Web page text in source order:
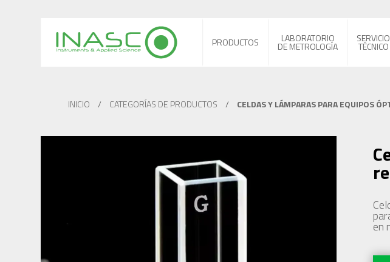
PRODUCTOS LABORATORIO
DE METROLOGÍA
SERVICIO
TÉCNICO
INICIO / CATEGORÍAS DE PRODUCTOS / CELDAS Y LÁMPARAS PARA EQUIPOS
en